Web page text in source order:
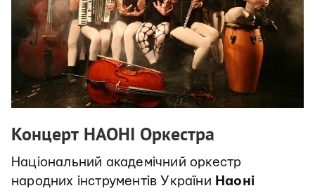
Концерт НАОНІ Оркестра
Національний академічний оркестр
народних інструментів України Наоні